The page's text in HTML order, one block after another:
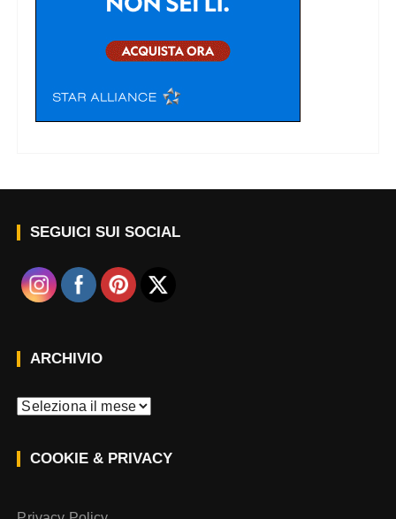
SEGUICI SUI SOCIAL
ARCHIVIO
A
c
h
v
COOKIE & PRIVACY